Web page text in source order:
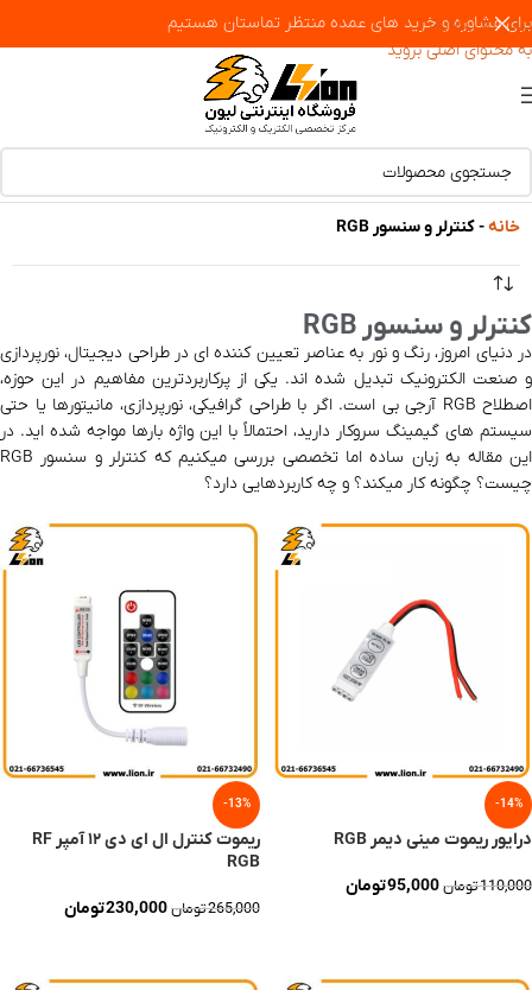
پرش به پیمایش
به محتوای اصلی بروید
برای مشاوره و خرید های عمده منتظر تماستان هستیم
خانه-کنترلر و سنسور RGB
کنترلر و سنسور RGB
در دنیای امروز، رنگ و نور به عناصر تعیین‌ کننده‌ ای در طراحی دیجیتال، نورپردازی
و صنعت الکترونیک تبدیل شده‌ اند. یکی از پرکاربردترین مفاهیم در این حوزه،
اصطلاح RGB آرجی بی است. اگر با طراحی گرافیکی، نورپردازی، مانیتورها یا حتی
سیستم‌ های گیمینگ سروکار دارید، احتمالاً با این واژه بارها مواجه شده‌ اید. در
این مقاله به زبان ساده اما تخصصی بررسی میکنیم که کنترلر و سنسور RGB
چیست؟ چگونه کار میکند؟ و چه کاربردهایی دارد؟
-14%
درایور ریموت مینی دیمر RGB
110,000تومان95,000تومان
-13%
ریموت کنترل ال‌ ای‌ دی ۱۲ آمپر RF
RGB
265,000تومان230,000تومان